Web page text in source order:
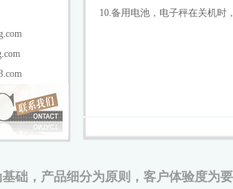
10.备用电池，电子秤在关机时
础，产品细分为原则，客户体验度为